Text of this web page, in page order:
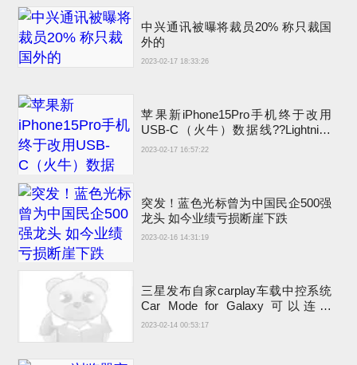
中兴通讯被曝将裁员20% 称只裁国
外的
2023-02-17 18:33:26
苹果新iPhone15Pro手机终于改用
USB-C（火牛）数据线??Lightning
充电接口退出
2023-02-17 16:57:22
突发！蓝色光标曾为中国民企500强
龙头 如今业绩亏损断崖下跌
2023-02-16 14:31:19
三星发布自家carplay车载中控系统
Car Mode for Galaxy 可以连接
carplay吗？
2023-02-14 00:53:17